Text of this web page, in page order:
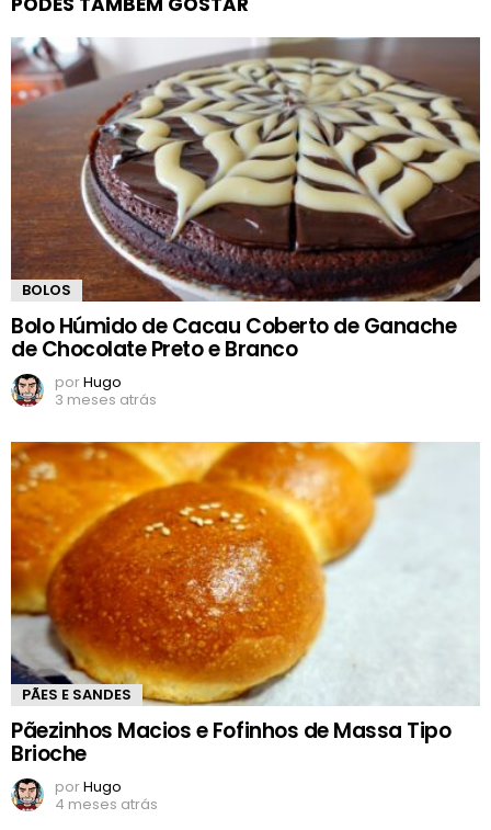
BOLOS
Bolo Húmido de Cacau Coberto de Ganache
de Chocolate Preto e Branco
porHugo
3 meses atrás
PÃES E SANDES
Pãezinhos Macios e Fofinhos de Massa Tipo
Brioche
porHugo
4 meses atrás